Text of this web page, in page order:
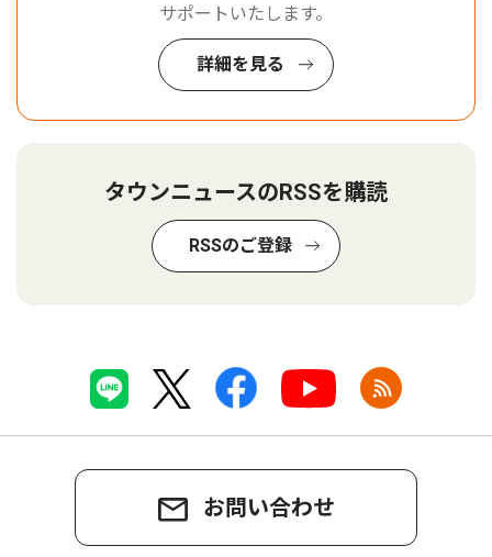
サポートいたします。
詳細を見る
タウンニュースのRSSを購読
RSSのご登録
お問い合わせ